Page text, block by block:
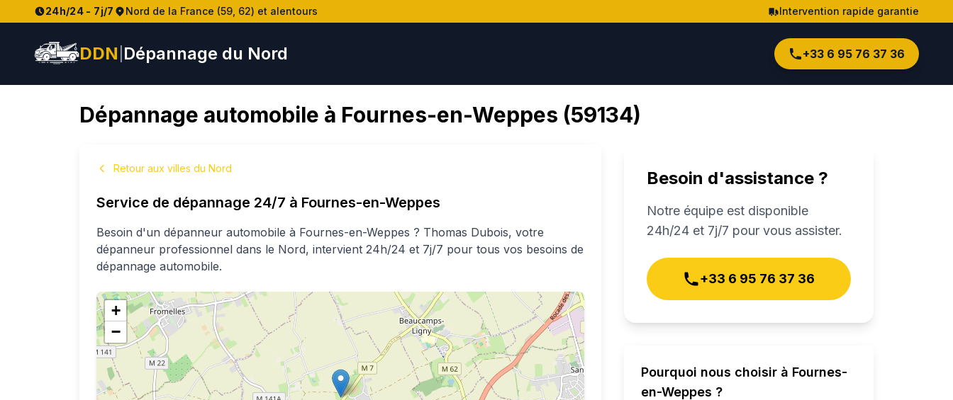
24h/24 - 7j/7 Nord de la France (59, 62) et alentours Intervention rapide garantie
DDN Dépannage du Nord +33 6 95 76 37 36
Dépannage automobile à Fournes-en-Weppes (59134)
Retour aux villes du Nord
Service de dépannage 24/7 à Fournes-en-Weppes
Besoin d'un dépanneur automobile à Fournes-en-Weppes ? Thomas Dubois, votre
dépanneur professionnel dans le Nord, intervient 24h/24 et 7j/7 pour tous vos besoins de
dépannage automobile.
+
−
Besoin d'assistance ?
Notre équipe est disponible
24h/24 et 7j/7 pour vous assister.
+33 6 95 76 37 36
Pourquoi nous choisir à Fournes-
en-Weppes ?